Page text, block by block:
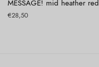
MESSAGE! mid heather red
€28,50